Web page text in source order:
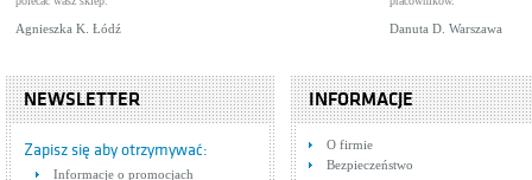
Agnieszka K. Łódź Danuta D. Warszawa
NEWSLETTER
Zapisz się aby otrzymywać:
Informacje o promocjach
INFORMACJE
O firmie
Bezpieczeństwo